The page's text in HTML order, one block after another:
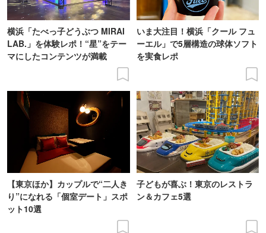
横浜「たべっ子どうぶつ MIRAI
LAB.」を体験レポ！“星”をテー
マにしたコンテンツが満載
いま大注目！横浜「クール フュ
ーエル」で5層構造の球体ソフト
を実食レポ
【東京ほか】カップルで“二人き
り”になれる「個室デート」スポ
ット10選
子どもが喜ぶ！東京のレストラ
ン＆カフェ5選